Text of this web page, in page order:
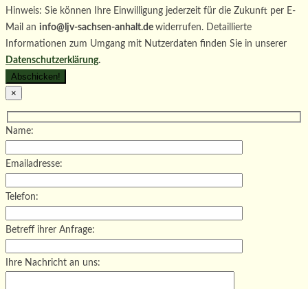
Hinweis: Sie können Ihre Einwilligung jederzeit für die Zukunft per E-
Mail an info@ljv-sachsen-anhalt.de widerrufen. Detaillierte
Informationen zum Umgang mit Nutzerdaten finden Sie in unserer
Datenschutzerklärung.
×
Name:
Emailadresse:
Telefon:
Betreff ihrer Anfrage:
Ihre Nachricht an uns: